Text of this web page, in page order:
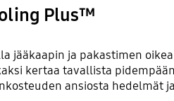
Plus™
ja pakastimen
kertaa tavallista
ansiosta hedelmät